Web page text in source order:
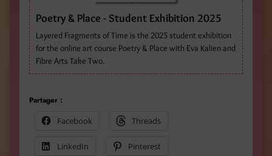
Poetry & Place - Student Exhibition 2025
Layered Fragments of Time is the 2025 student exhibition
for the online art course Poetry & Place with Eva Kalien and
Fibre Arts Take Two.
Partager :
Facebook
Threads
LinkedIn Pinterest